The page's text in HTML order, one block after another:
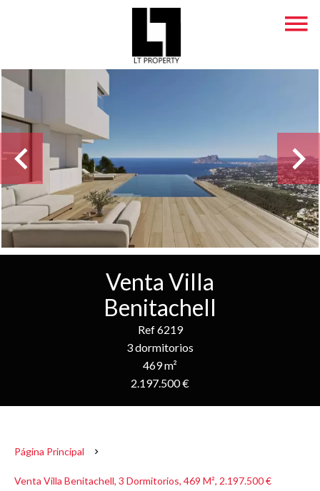
Venta Villa
Benitachell
Ref 6219
3 dormitorios
469 m²
2.197.500 €
Página Principal
Venta Villa Benitachell, 3 Dormitorios, 469 M², 2.197.500 €